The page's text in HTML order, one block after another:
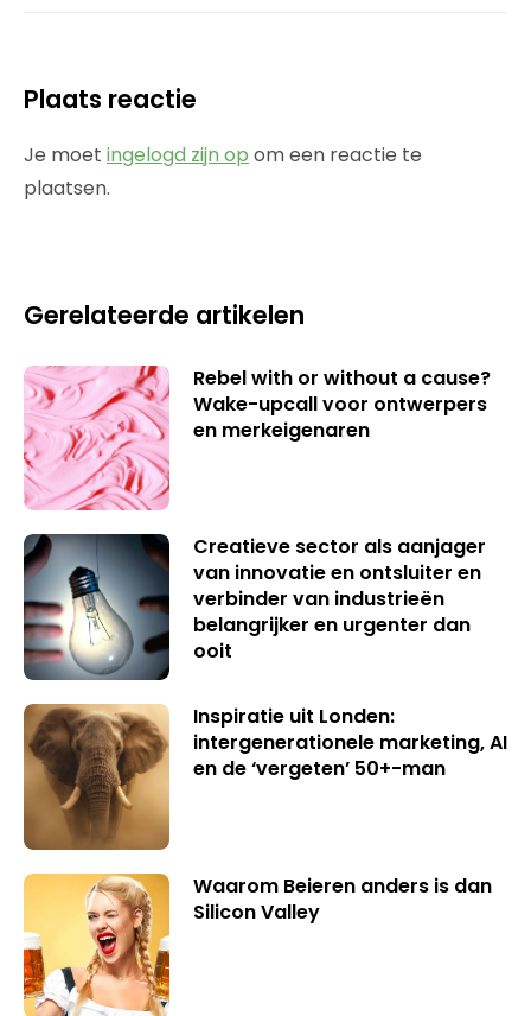
Plaats reactie
Je moet ingelogd zijn op om een reactie te
plaatsen.
Gerelateerde artikelen
Rebel with or without a cause?
Wake-upcall voor ontwerpers
en merkeigenaren
Creatieve sector als aanjager
van innovatie en ontsluiter en
verbinder van industrieën
belangrijker en urgenter dan
ooit
Inspiratie uit Londen:
intergenerationele marketing, AI
en de ‘vergeten’ 50+-man
Waarom Beieren anders is dan
Silicon Valley